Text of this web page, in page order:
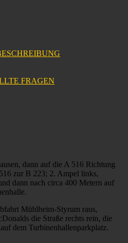
dann auf die A 516 Richtung
zur B 223; 2. Ampel links,
dann nach circa 400 Metern auf
Mühlheim-Styrum raus,
die Straße rechts rein, die
dem Turbinenhallenparkplatz.